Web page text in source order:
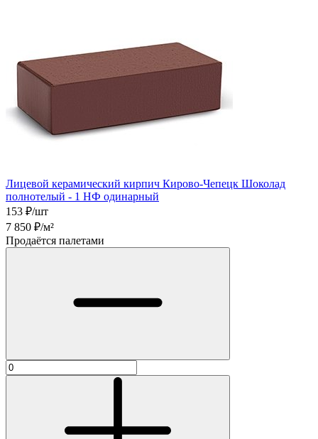
Лицевой керамический кирпич Кирово-Чепецк Шоколад
полнотелый - 1 НФ одинарный
153 ₽/шт
7 850 ₽/м²
Продаётся палетами